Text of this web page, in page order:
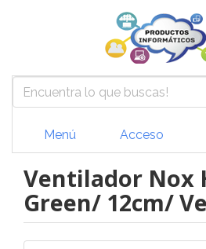
Menú Acceso
Ventilador Nox
Green/ 12cm/